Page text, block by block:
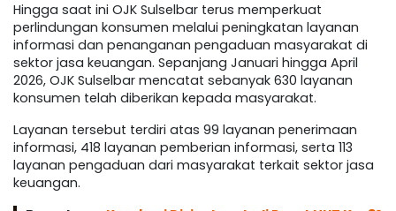
Hingga saat ini OJK Sulselbar terus memperkuat
perlindungan konsumen melalui peningkatan layanan
informasi dan penanganan pengaduan masyarakat di
sektor jasa keuangan. Sepanjang Januari hingga April
2026, OJK Sulselbar mencatat sebanyak 630 layanan
konsumen telah diberikan kepada masyarakat.
Layanan tersebut terdiri atas 99 layanan penerimaan
informasi, 418 layanan pemberian informasi, serta 113
layanan pengaduan dari masyarakat terkait sektor jasa
keuangan.